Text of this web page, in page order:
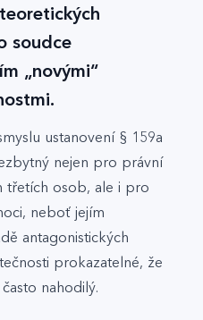
soudce
„novými“
ustanovení § 159a
nejen pro právní
třetích osob, ale i pro
neboť jejím
antagonistických
prokazatelné, že
nahodilý.